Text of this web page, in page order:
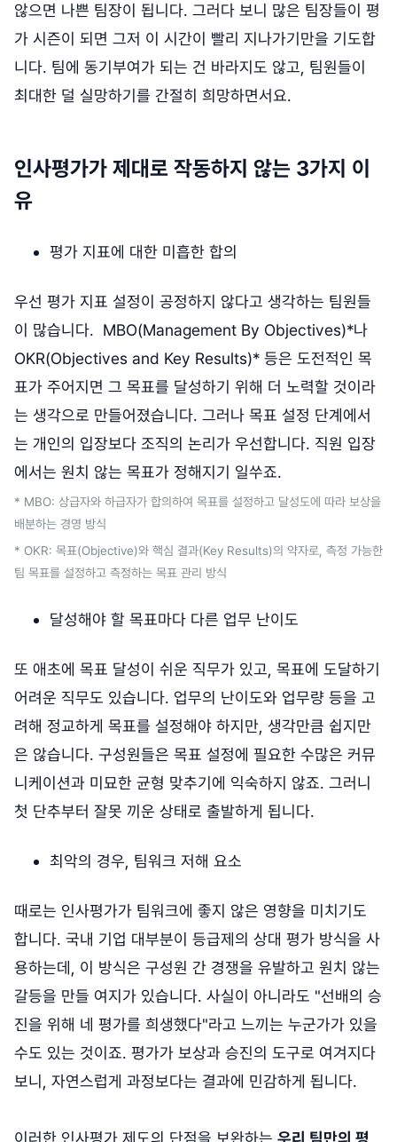
않으면 나쁜 팀장이 됩니다. 그러다 보니 많은 팀장들이 평
가 시즌이 되면 그저 이 시간이 빨리 지나가기만을 기도합
니다. 팀에 동기부여가 되는 건 바라지도 않고, 팀원들이
최대한 덜 실망하기를 간절히 희망하면서요.
인사평가가 제대로 작동하지 않는 3가지 이
유
평가 지표에 대한 미흡한 합의
우선 평가 지표 설정이 공정하지 않다고 생각하는 팀원들
이 많습니다. MBO(Management By Objectives)*나
OKR(Objectives and Key Results)* 등은 도전적인 목
표가 주어지면 그 목표를 달성하기 위해 더 노력할 것이라
는 생각으로 만들어졌습니다. 그러나 목표 설정 단계에서
는 개인의 입장보다 조직의 논리가 우선합니다. 직원 입장
에서는 원치 않는 목표가 정해지기 일쑤죠.
* MBO: 상급자와 하급자가 합의하여 목표를 설정하고 달성도에 따라 보상을
배분하는 경영 방식
* OKR: 목표(Objective)와 핵심 결과(Key Results)의 약자로, 측정 가능한
팀 목표를 설정하고 측정하는 목표 관리 방식
달성해야 할 목표마다 다른 업무 난이도
또 애초에 목표 달성이 쉬운 직무가 있고, 목표에 도달하기
어려운 직무도 있습니다. 업무의 난이도와 업무량 등을 고
려해 정교하게 목표를 설정해야 하지만, 생각만큼 쉽지만
은 않습니다. 구성원들은 목표 설정에 필요한 수많은 커뮤
니케이션과 미묘한 균형 맞추기에 익숙하지 않죠. 그러니
첫 단추부터 잘못 끼운 상태로 출발하게 됩니다.
최악의 경우, 팀워크 저해 요소
때로는 인사평가가 팀워크에 좋지 않은 영향을 미치기도
합니다. 국내 기업 대부분이 등급제의 상대 평가 방식을 사
용하는데, 이 방식은 구성원 간 경쟁을 유발하고 원치 않는
갈등을 만들 여지가 있습니다. 사실이 아니라도 "선배의 승
진을 위해 네 평가를 희생했다"라고 느끼는 누군가가 있을
수도 있는 것이죠. 평가가 보상과 승진의 도구로 여겨지다
보니, 자연스럽게 과정보다는 결과에 민감하게 됩니다.
이러한 인사평가 제도의 단점을 보완하는 우리 팀만의 평